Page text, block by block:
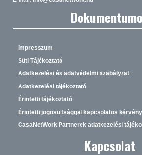
Impresszum
Süti Tájékoztató
Adatkezelési és adatvédelmi szabályzat
Adatkezelési tájékoztató
Érintetti tájékoztató
Érintetti jogosultsággal kapcsolatos kérvény
CasaNetWork Partnerek adatkezelési
Kapcsolat